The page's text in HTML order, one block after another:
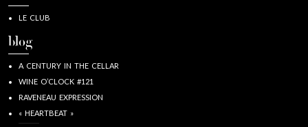
LE CLUB
blog
A CENTURY IN THE CELLAR
WINE O’CLOCK #121
RAVENEAU EXPRESSION
« HEARTBEAT »